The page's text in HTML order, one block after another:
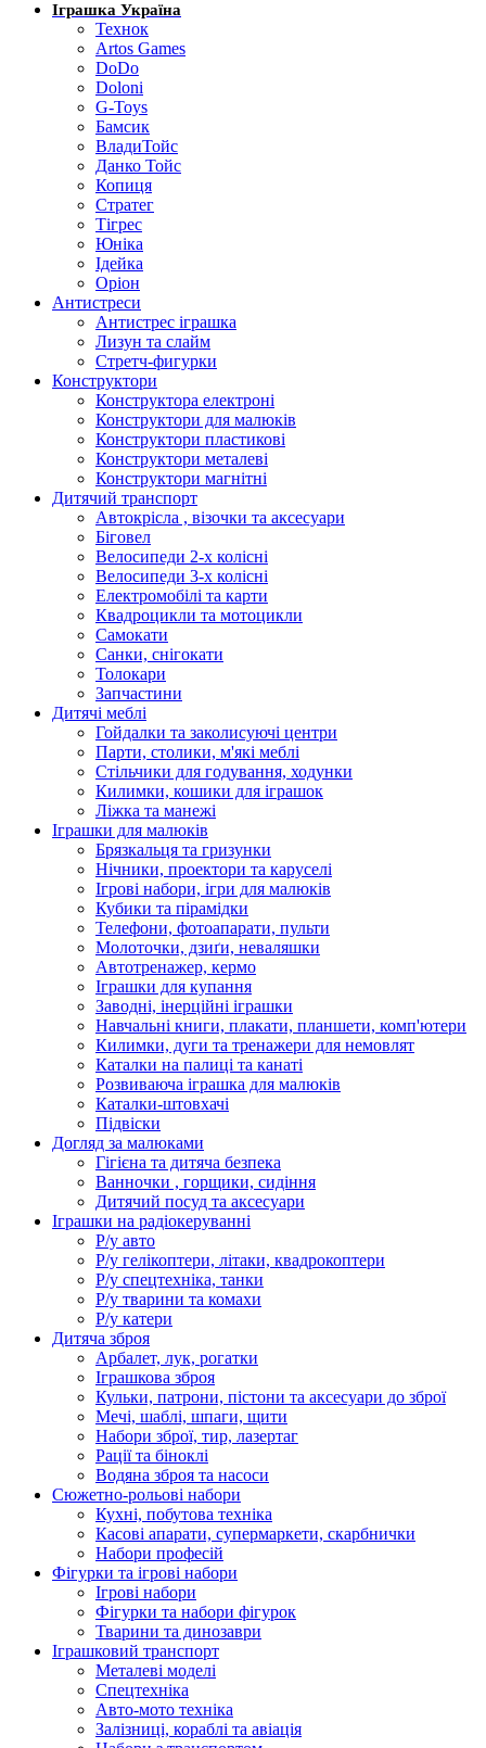
Іграшка Україна
Технок
Artos Games
DoDo
Doloni
G-Toys
Бамсик
ВладиТойс
Данко Тойс
Копиця
Стратег
Тігрес
Юніка
Ідейка
Оріон
Антистреси
Антистрес іграшка
Лизун та слайм
Стретч-фигурки
Конструктори
Конструктора електроні
Конструктори для малюків
Конструктори пластикові
Конструктори металеві
Конструктори магнітні
Дитячий транспорт
Автокрісла , візочки та аксесуари
Біговел
Велосипеди 2-х колісні
Велосипеди 3-х колісні
Електромобілі та карти
Квадроцикли та мотоцикли
Самокати
Санки, снігокати
Толокари
Запчастини
Дитячі меблі
Гойдалки та заколисуючі центри
Парти, столики, м'які меблі
Стільчики для годування, ходунки
Килимки, кошики для іграшок
Ліжка та манежі
Іграшки для малюків
Брязкальця та гризунки
Нічники, проектори та каруселі
Ігрові набори, ігри для малюків
Кубики та пірамідки
Телефони, фотоапарати, пульти
Молоточки, дзиґи, неваляшки
Автотренажер, кермо
Іграшки для купання
Заводні, інерційні іграшки
Навчальні книги, плакати, планшети, комп'ютери
Килимки, дуги та тренажери для немовлят
Каталки на палиці та канаті
Розвиваюча іграшка для малюків
Каталки-штовхачі
Підвіски
Догляд за малюками
Гігієна та дитяча безпека
Ванночки , горщики, сидіння
Дитячий посуд та аксесуари
Іграшки на радіокеруванні
Р/у авто
Р/у гелікоптери, літаки, квадрокоптери
Р/у спецтехніка, танки
Р/у тварини та комахи
Р/у катери
Дитяча зброя
Арбалет, лук, рогатки
Іграшкова зброя
Кульки, патрони, пістони та аксесуари до зброї
Мечі, шаблі, шпаги, щити
Набори зброї, тир, лазертаг
Рації та біноклі
Водяна зброя та насоси
Сюжетно-рольові набори
Кухні, побутова техніка
Касові апарати, супермаркети, скарбнички
Набори професій
Фігурки та ігрові набори
Ігрові набори
Фігурки та набори фігурок
Тварини та динозаври
Іграшковий транспорт
Металеві моделі
Спецтехніка
Авто-мото техніка
Залізниці, кораблі та авіація